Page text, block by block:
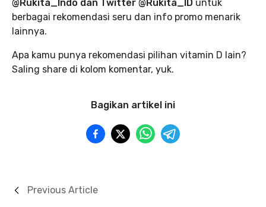
@Rukita_Indo dan Twitter @Rukita_ID untuk
berbagai rekomendasi seru dan info promo menarik
lainnya.
Apa kamu punya rekomendasi pilihan vitamin D lain?
Saling share di kolom komentar, yuk.
Bagikan artikel ini
Previous Article